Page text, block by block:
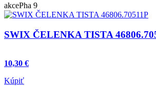
akcePha 9
SWIX ČELENKA TISTA
10,30 €
Kúpiť